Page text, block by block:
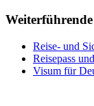
Reise- und
Reisepass
Visum für